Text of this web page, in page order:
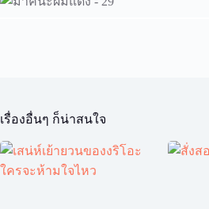
เรื่องอื่นๆ ก็น่าสนใจ